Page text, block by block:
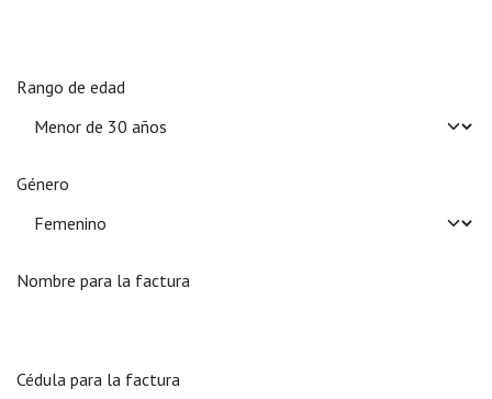
Rango de edad
Género
Nombre para la factura
Cédula para la factura